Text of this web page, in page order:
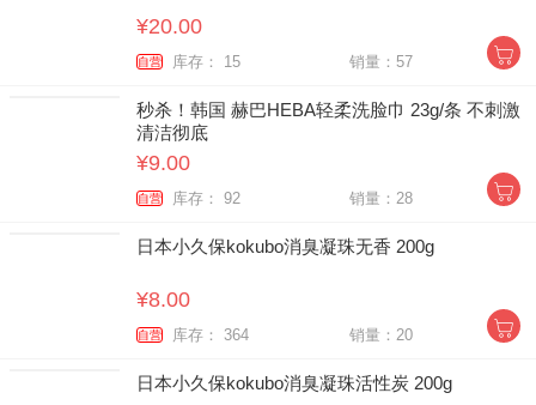
¥20.00
自营 库存： 15 销量：57
秒杀！韩国 赫巴HEBA轻柔洗脸巾 23g/条 不刺激
清洁彻底
¥9.00
自营 库存： 92 销量：28
日本小久保kokubo消臭凝珠无香 200g
¥8.00
自营 库存： 364 销量：20
日本小久保kokubo消臭凝珠活性炭 200g